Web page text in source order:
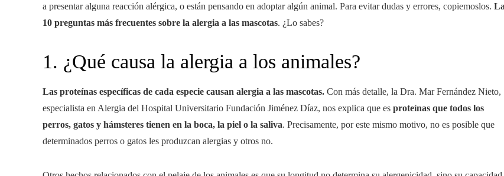
a presentar alguna reacción alérgica, o están pensando en adoptar algún animal. Para evitar dudas y errores, copiemoslos.
10 preguntas más frecuentes sobre la alergia a las mascotas. ¿Lo sabes?
1. ¿Qué causa la alergia a los animales?
Las proteínas específicas de cada especie causan alergia a las mascotas. Con más detalle, la Dra. Mar Fernández Nieto,
especialista en Alergia del Hospital Universitario Fundación Jiménez Díaz, nos explica que es proteínas que todos los
perros, gatos y hámsteres tienen en la boca, la piel o la saliva. Precisamente, por este mismo motivo, no es posible que
determinados perros o gatos les produzcan alergias y otros no.